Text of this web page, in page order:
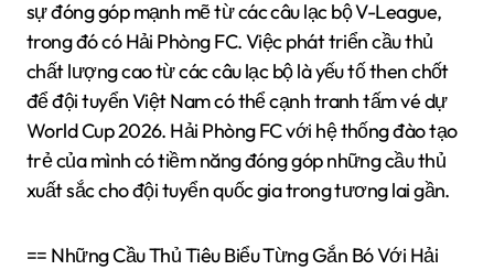
sự đóng góp mạnh mẽ từ các câu lạc bộ V-League,
trong đó có Hải Phòng FC. Việc phát triển cầu thủ
chất lượng cao từ các câu lạc bộ là yếu tố then chốt
để đội tuyển Việt Nam có thể cạnh tranh tấm vé dự
World Cup 2026. Hải Phòng FC với hệ thống đào tạo
trẻ của mình có tiềm năng đóng góp những cầu thủ
xuất sắc cho đội tuyển quốc gia trong tương lai gần.
== Những Cầu Thủ Tiêu Biểu Từng Gắn Bó Với Hải